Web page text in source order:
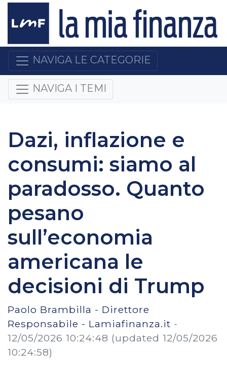
NAVIGA LE CATEGORIE
NAVIGA I TEMI
Dazi, inflazione e
consumi: siamo al
paradosso. Quanto
pesano
sull’economia
americana le
decisioni di Trump
Paolo Brambilla - Direttore
Responsabile - Lamiafinanza.it -
12/05/2026 10:24:48 (updated 12/05/2026
10:24:58)